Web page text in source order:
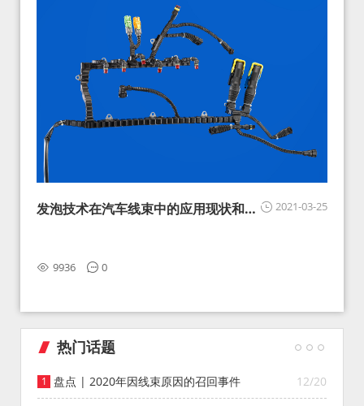
2021-03-25
发泡技术在汽车线束中的应用现状和展
9936 0
热门话题
12/20
盘点 | 2020年因线束原因的召回事件